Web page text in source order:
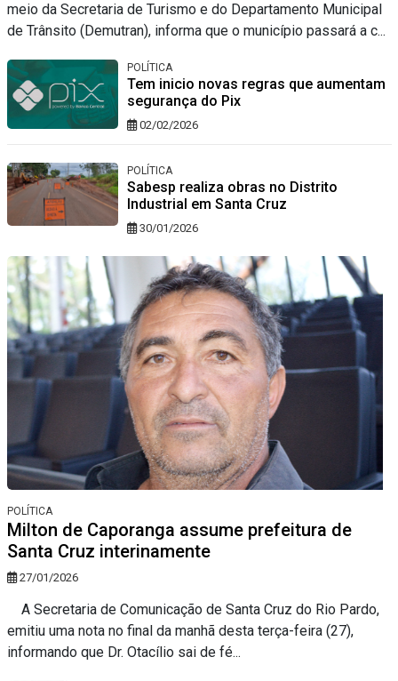
meio da Secretaria de Turismo e do Departamento Municipal
de Trânsito (Demutran), informa que o município passará a c...
POLÍTICA
Tem inicio novas regras que aumentam
segurança do Pix
02/02/2026
POLÍTICA
Sabesp realiza obras no Distrito
Industrial em Santa Cruz
30/01/2026
POLÍTICA
Milton de Caporanga assume prefeitura de
Santa Cruz interinamente
27/01/2026
A Secretaria de Comunicação de Santa Cruz do Rio Pardo,
emitiu uma nota no final da manhã desta terça-feira (27),
informando que Dr. Otacílio sai de fé...